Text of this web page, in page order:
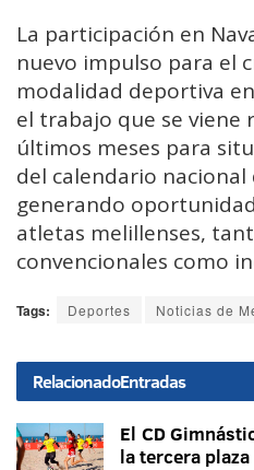
La participación en
nuevo impulso para el
modalidad deportiva
el trabajo que se viene
últimos meses para
del calendario nacional
generando
atletas melillenses,
convencionales como
Tags: Deportes Noticias de
RelacionadoEntradas
El CD
la tercera plaza